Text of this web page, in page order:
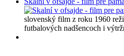
slovenský film z roku 1960
futbalových nadšencoch i